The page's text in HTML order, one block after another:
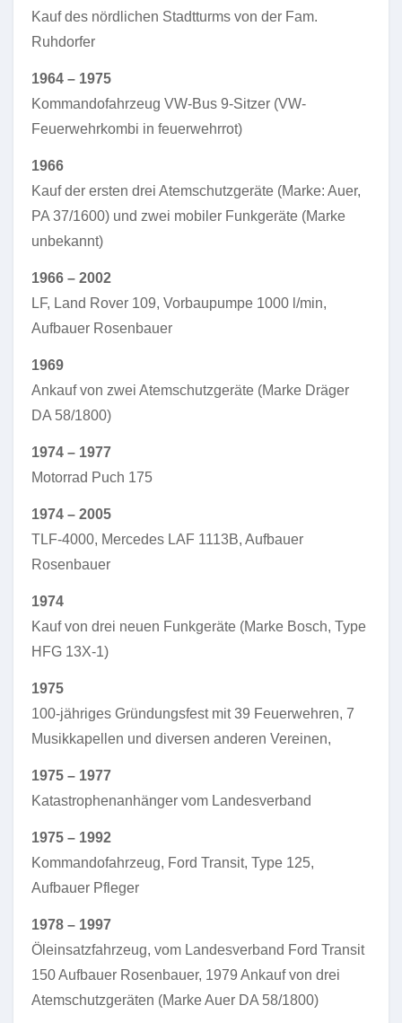
Kauf des nördlichen Stadtturms von der Fam.
Ruhdorfer
1964 – 1975
Kommandofahrzeug VW-Bus 9-Sitzer (VW-
Feuerwehrkombi in feuerwehrrot)
1966
Kauf der ersten drei Atemschutzgeräte (Marke: Auer,
PA 37/1600) und zwei mobiler Funkgeräte (Marke
unbekannt)
1966 – 2002
LF, Land Rover 109, Vorbaupumpe 1000 l/min,
Aufbauer Rosenbauer
1969
Ankauf von zwei Atemschutzgeräte (Marke Dräger
DA 58/1800)
1974 – 1977
Motorrad Puch 175
1974 – 2005
TLF-4000, Mercedes LAF 1113B, Aufbauer
Rosenbauer
1974
Kauf von drei neuen Funkgeräte (Marke Bosch, Type
HFG 13X-1)
1975
100-jähriges Gründungsfest mit 39 Feuerwehren, 7
Musikkapellen und diversen anderen Vereinen,
1975 – 1977
Katastrophenanhänger vom Landesverband
1975 – 1992
Kommandofahrzeug, Ford Transit, Type 125,
Aufbauer Pfleger
1978 – 1997
Öleinsatzfahrzeug, vom Landesverband Ford Transit
150 Aufbauer Rosenbauer, 1979 Ankauf von drei
Atemschutzgeräten (Marke Auer DA 58/1800)